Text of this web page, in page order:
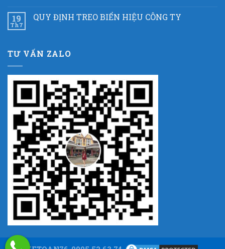
19
Th7
QUY ĐỊNH TREO BIỂN HIỆU CÔNG TY
TƯ VẤN ZALO